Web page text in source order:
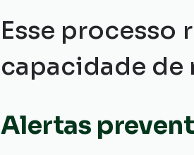
Esse processo
capacidade
Alertas